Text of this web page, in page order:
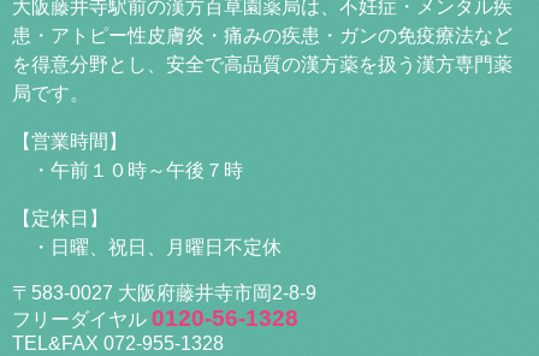
大阪藤井寺駅前の漢方百草園薬局は、不妊症・メンタル疾
患・アトピー性皮膚炎・痛みの疾患・ガンの免疫療法など
を得意分野とし、安全で高品質の漢方薬を扱う漢方専門薬
局です。
【営業時間】
・午前１０時～午後７時
【定休日】
・日曜、祝日、月曜日不定休
〒583-0027 大阪府藤井寺市岡2-8-9
フリーダイヤル 0120-56-1328
TEL&FAX 072-955-1328